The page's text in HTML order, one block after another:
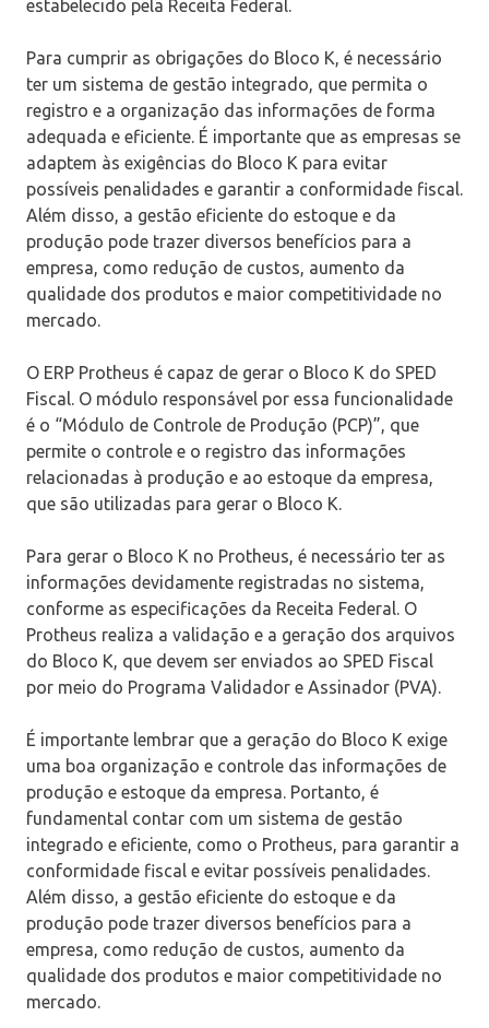
estabelecido pela Receita Federal.
Para cumprir as obrigações do Bloco K, é necessário
ter um sistema de gestão integrado, que permita o
registro e a organização das informações de forma
adequada e eficiente. É importante que as empresas se
adaptem às exigências do Bloco K para evitar
possíveis penalidades e garantir a conformidade fiscal.
Além disso, a gestão eficiente do estoque e da
produção pode trazer diversos benefícios para a
empresa, como redução de custos, aumento da
qualidade dos produtos e maior competitividade no
mercado.
O ERP Protheus é capaz de gerar o Bloco K do SPED
Fiscal. O módulo responsável por essa funcionalidade
é o “Módulo de Controle de Produção (PCP)”, que
permite o controle e o registro das informações
relacionadas à produção e ao estoque da empresa,
que são utilizadas para gerar o Bloco K.
Para gerar o Bloco K no Protheus, é necessário ter as
informações devidamente registradas no sistema,
conforme as especificações da Receita Federal. O
Protheus realiza a validação e a geração dos arquivos
do Bloco K, que devem ser enviados ao SPED Fiscal
por meio do Programa Validador e Assinador (PVA).
É importante lembrar que a geração do Bloco K exige
uma boa organização e controle das informações de
produção e estoque da empresa. Portanto, é
fundamental contar com um sistema de gestão
integrado e eficiente, como o Protheus, para garantir a
conformidade fiscal e evitar possíveis penalidades.
Além disso, a gestão eficiente do estoque e da
produção pode trazer diversos benefícios para a
empresa, como redução de custos, aumento da
qualidade dos produtos e maior competitividade no
mercado.